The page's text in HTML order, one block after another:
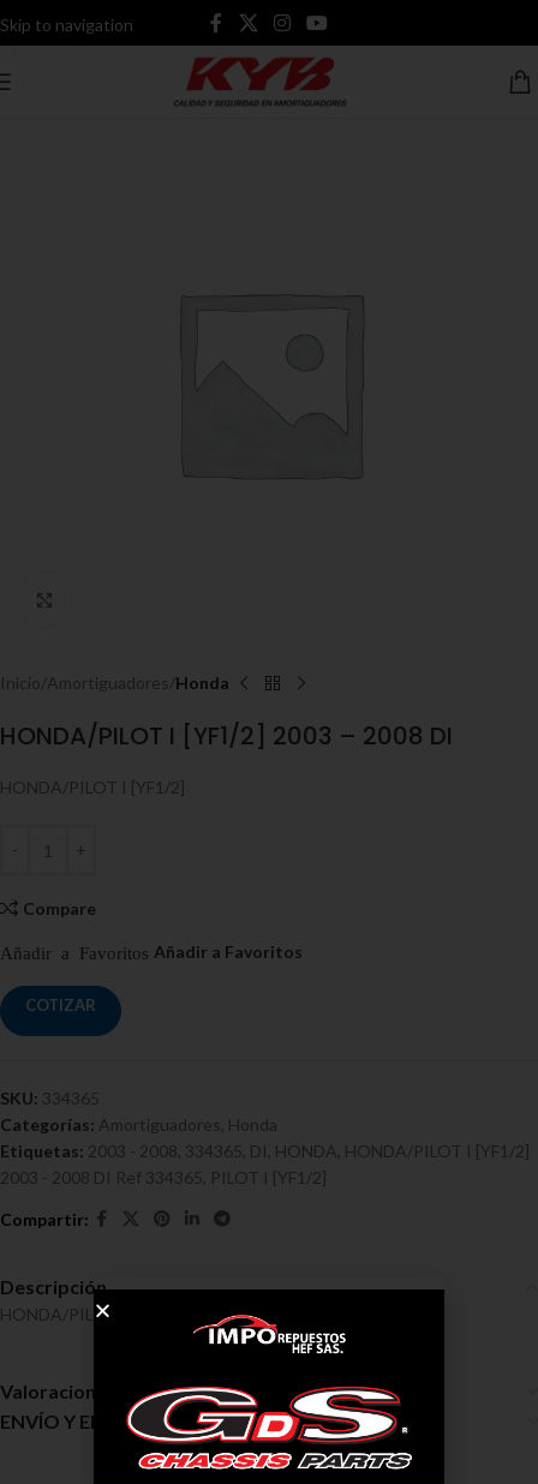
Skip to navigation
Skip to main content
Inicio Amortiguadores Honda
HONDA/PILOT I [YF1/2] 2003 – 2008 DI
HONDA/PILOT I [YF1/2]
Compare
COTIZAR
SKU: 334365
Categorías: Amortiguadores Honda
Etiquetas: 2003 - 2008 334365 DI HONDA HONDA/PILOT I [YF1/2]
2003 - 2008 DI Ref 334365 PILOT I [YF1/2]
Descripción
HONDA/PILOT I [YF1/2] 2003 – 2008 DI Ref 334365
Valoraciones (0)
ENVÍO Y ENTREGA